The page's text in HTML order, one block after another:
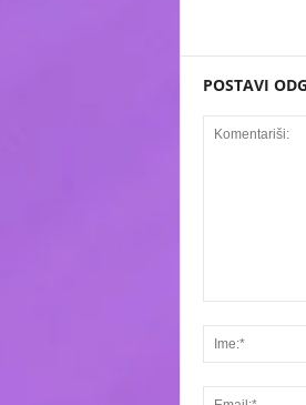
POSTAVI